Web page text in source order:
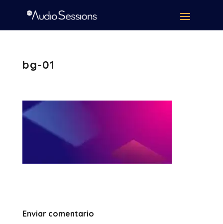
bg-01
Enviar comentario